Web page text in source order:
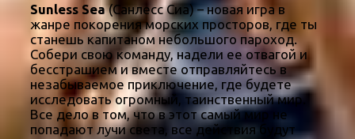
Sunless Sea(Санлесс Сиа) – новая игра в
жанре покорения морских просторов, где ты
станешь капитаном небольшого пароход.
Собери свою команду, надели ее отвагой и
бесстрашием и вместе отправляйтесь в
незабываемое приключение, где будете
исследовать огромный, таинственный мир.
Все дело в том, что в этот самый мир не
попадают лучи света, все действия будут